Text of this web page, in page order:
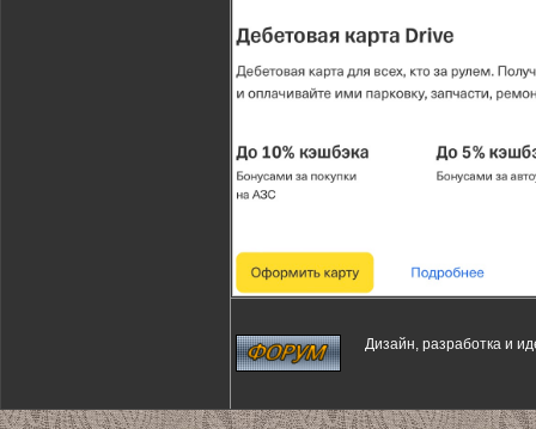
Дизайн, разработка и